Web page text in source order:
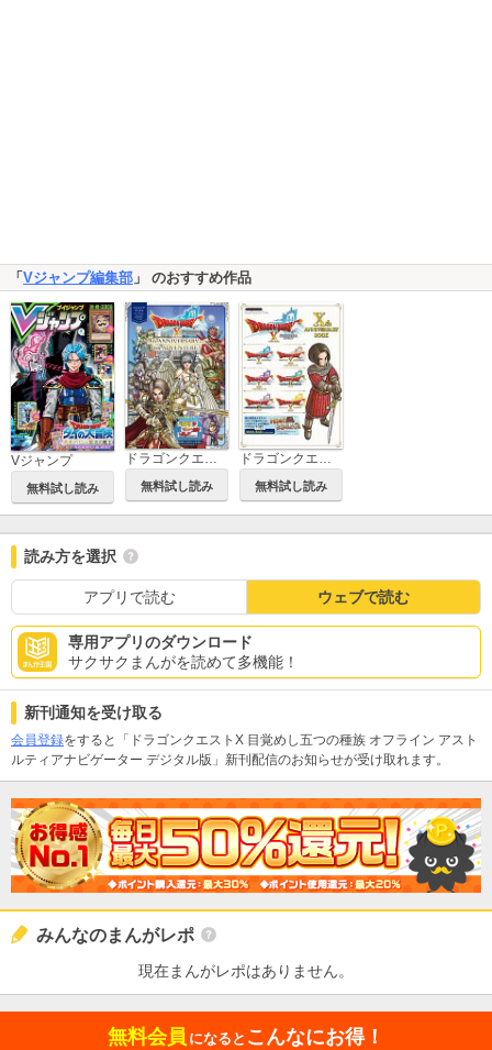
「 Vジャンプ編集部 」 のおすすめ作品
Vジャンプ
無料試し読み
ドラゴンクエストX オンライン 2021 AUTUMN 9th ANNIVERSARY and 6th ADVENTURE!! デジタル版
無料試し読み
ドラゴンクエストX オンライン Xth ANNIVERSARY BOOK デジタル版
無料試し読み
読み方を選択
アプリで読む ウェブで読む
専用アプリのダウンロード
サクサクまんがを読めて多機能！
新刊通知を受け取る
会員登録をすると「ドラゴンクエストX 目覚めし五つの種族 オフライン アスト
ルティアナビゲーター デジタル版」新刊配信のお知らせが受け取れます。
みんなのまんがレポ
現在まんがレポはありません。
無料会員 になると こんなにお得！